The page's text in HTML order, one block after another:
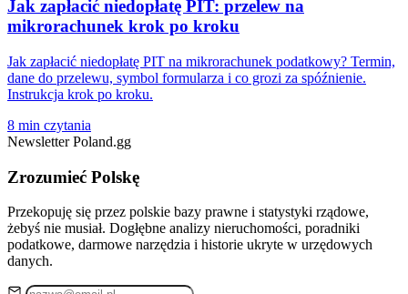
Jak zapłacić niedopłatę PIT: przelew na
mikrorachunek krok po kroku
Jak zapłacić niedopłatę PIT na mikrorachunek podatkowy? Termin,
dane do przelewu, symbol formularza i co grozi za spóźnienie.
Instrukcja krok po kroku.
8 min czytania
Newsletter Poland.gg
Zrozumieć Polskę
Przekopuję się przez polskie bazy prawne i statystyki rządowe,
żebyś nie musiał. Dogłębne analizy nieruchomości, poradniki
podatkowe, darmowe narzędzia i historie ukryte w urzędowych
danych.